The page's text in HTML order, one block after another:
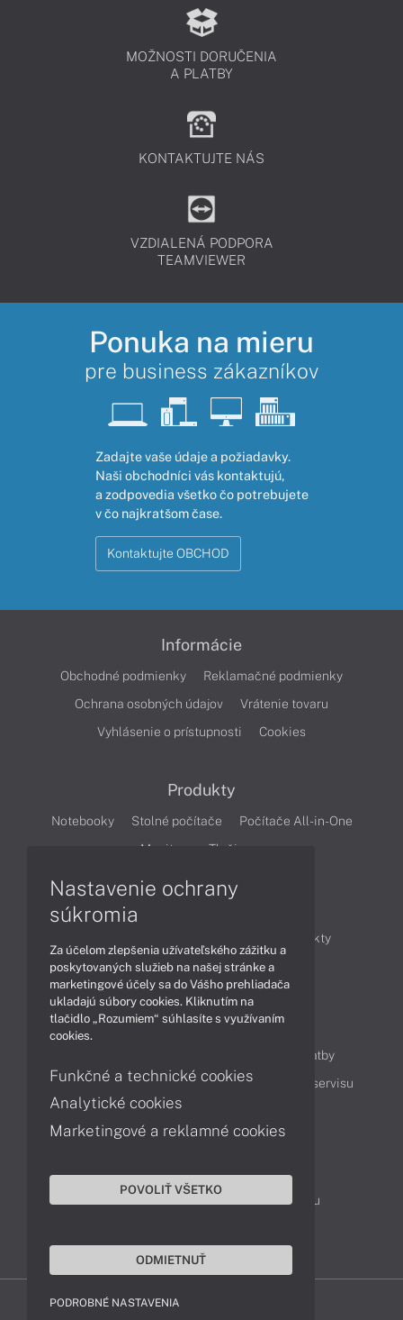
MOŽNOSTI DORUČENIA
A PLATBY
KONTAKTUJTE NÁS
VZDIALENÁ PODPORA
TEAMVIEWER
Ponuka na mieru
pre business zákazníkov
Zadajte vaše údaje a požiadavky.
Naši obchodníci vás kontaktujú,
a zodpovedia všetko čo potrebujete
v čo najkratšom čase.
Kontaktujte OBCHOD
Informácie
Obchodné podmienky
Reklamačné podmienky
Ochrana osobných údajov
Vrátenie tovaru
Vyhlásenie o prístupnosti
Cookies
Produkty
Notebooky Stolné počítače
Počítače All-in-One
Monitory
Tlačiarne
Produkty
Technológie
Videá
Obsah
Možnosti doručenia a platby
Podpora a servis
Servisné služby Cenník servisu
Kontakty
043 4224 771
Obchodné oddelenie
Reklamácia tovaru
Nastavenie ochrany
súkromia
Za účelom zlepšenia užívateľského zážitku a
poskytovaných služieb na našej stránke a
marketingové účely sa do Vášho prehliadača
ukladajú súbory cookies. Kliknutím na
tlačidlo „Rozumiem“ súhlasíte s využívaním
cookies.
Funkčné a technické cookies
Analytické cookies
Marketingové a reklamné cookies
POVOLIŤ VŠETKO
ODMIETNUŤ
PODROBNÉ NASTAVENIA